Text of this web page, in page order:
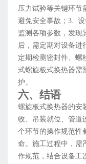
压力试验等关键环节
避免安全事故；3.
监测各项参数，发
后，需定期对设备进
定期检测密封件、
式螺旋板式换热器需
护。
六、结语
螺旋板式换热器的安
收、吊装就位、管道
个环节的操作规范性
命。施工过程中，需
作规范，结合设备工